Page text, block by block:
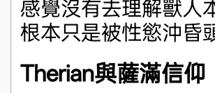
感覺沒有去理解獸人
根本只是被性慾沖昏
Therian與薩滿信仰